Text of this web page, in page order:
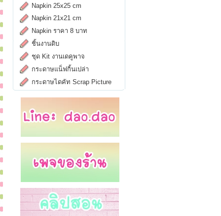
Napkin 25x25 cm
Napkin 21x21 cm
Napkin ราคา 8 บาท
ชิ้นงานดิบ
ชุด Kit งานเดคูพาจ
กระดาษแน็ฟกิ้นเปล่า
กระดาษไดคัท Scrap Picture